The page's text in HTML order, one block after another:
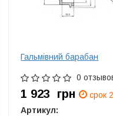
Гальмівний барабан
0
1 923 грн
срок
Артикул: